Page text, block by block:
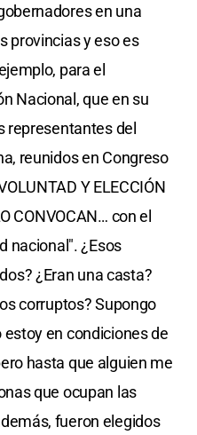
en una
provincias y eso es
para el
Nacional, que en su
representantes del
reunidos en Congreso
Y ELECCIÓN
CONVOCAN… con el
nacional". ¿Esos
¿Eran una casta?
corruptos? Supongo
estoy en condiciones de
hasta que alguien me
que ocupan las
fueron elegidos